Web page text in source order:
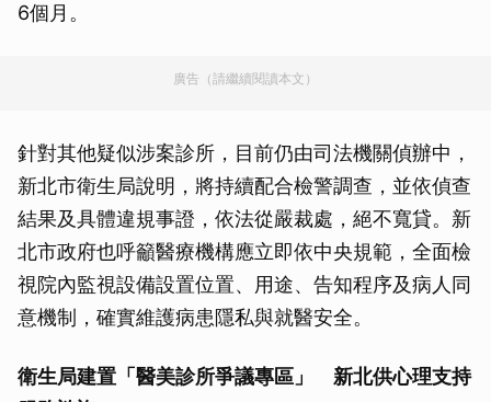
6個月。
廣告（請繼續閱讀本文）
針對其他疑似涉案診所，目前仍由司法機關偵辦中，
新北市衛生局說明，將持續配合檢警調查，並依偵查
結果及具體違規事證，依法從嚴裁處，絕不寬貸。新
北市政府也呼籲醫療機構應立即依中央規範，全面檢
視院內監視設備設置位置、用途、告知程序及病人同
意機制，確實維護病患隱私與就醫安全。
衛生局建置「醫美診所爭議專區」 新北供心理支持